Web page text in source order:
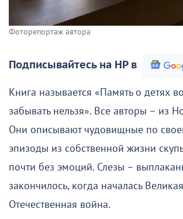
Фоторепортаж автора
Подписывайтесь на НР в
Книга называется «Память о детях
забывать нельзя». Все авторы – из
Они описывают чудовищные по
эпизоды из собственной жизни
почти без эмоций. Слезы –
закончилось, когда началась Великая
Отечественная война.